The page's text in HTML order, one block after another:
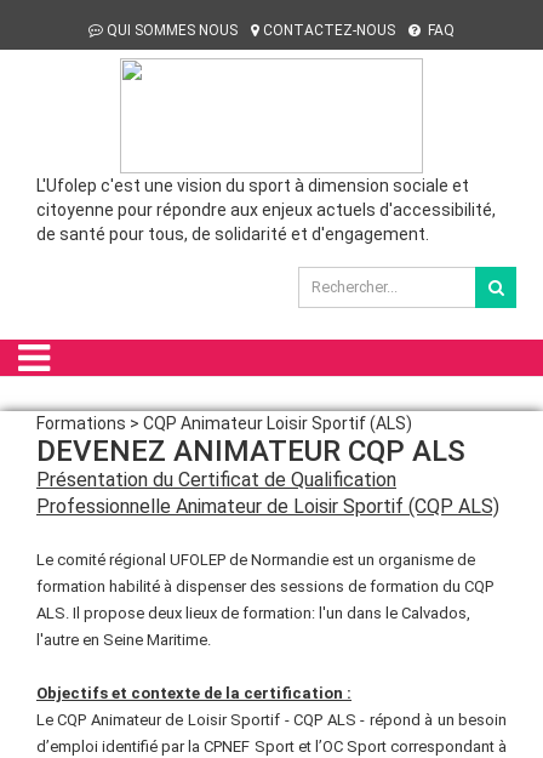
QUI SOMMES NOUS CONTACTEZ-NOUS FAQ
L'Ufolep c'est une vision du sport à dimension sociale et
citoyenne pour répondre aux enjeux actuels d'accessibilité,
de santé pour tous, de solidarité et d'engagement.
Formations > CQP Animateur Loisir Sportif (ALS)
DEVENEZ ANIMATEUR CQP ALS
Présentation du Certificat de Qualification
Professionnelle Animateur de Loisir Sportif (CQP ALS)
Le comité régional UFOLEP de Normandie est un organisme de
formation habilité à dispenser des sessions de formation du CQP
ALS. Il propose deux lieux de formation: l'un dans le Calvados,
l'autre en Seine Maritime.
Objectifs et contexte de la certification :
Le CQP Animateur de Loisir Sportif - CQP ALS - répond à un besoin
d’emploi identifié par la CPNEF Sport et l’OC Sport correspondant à